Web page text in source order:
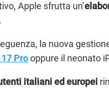
Apple sfrutta un’
la nuova
Prooppure il neonato
italiani ed europei